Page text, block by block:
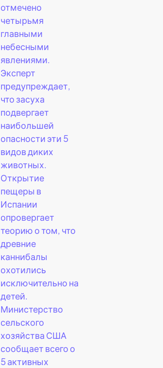
отмечено
четырьмя
главными
небесными
явлениями.
Эксперт
предупреждает,
что засуха
подвергает
наибольшей
опасности эти 5
видов диких
животных.
Открытие
пещеры в
Испании
опровергает
теорию о том, что
древние
каннибалы
охотились
исключительно на
детей.
Министерство
сельского
хозяйства США
сообщает всего о
5 активных